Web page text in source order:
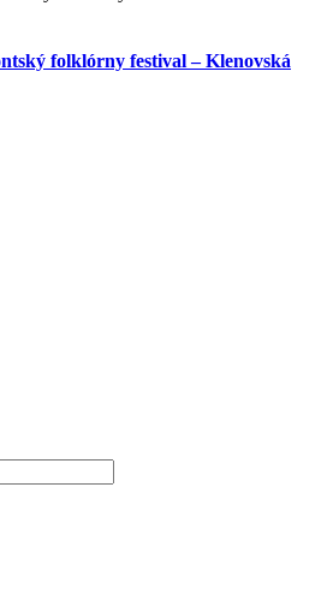
folklórny festival – Klenovská